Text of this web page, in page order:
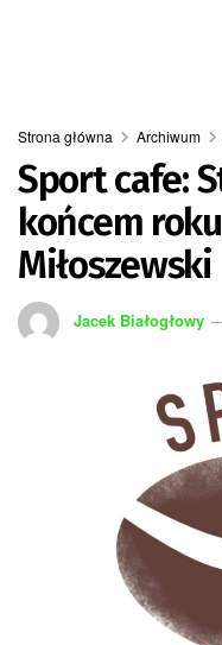
Strona główna Archiwum
Sport cafe:
końcem
Miłoszewski
Jacek Białogłowy